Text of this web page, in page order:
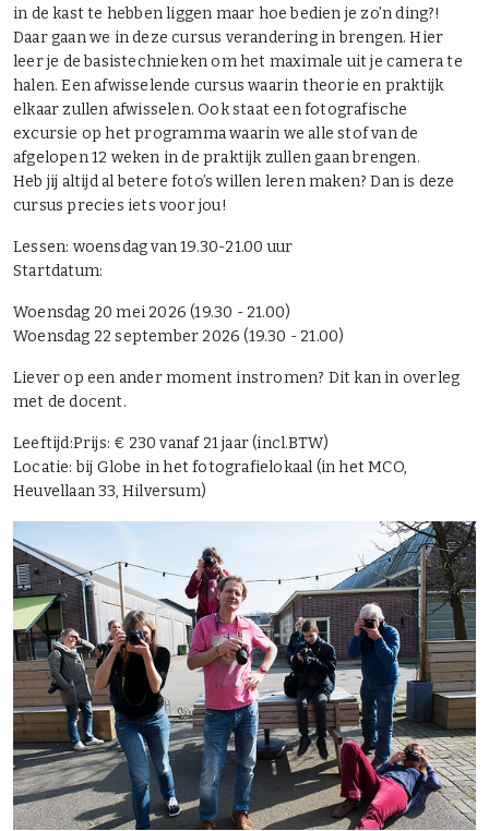
in de kast te hebben liggen maar hoe bedien je zo’n ding?!
Daar gaan we in deze cursus verandering in brengen. Hier
leer je de basistechnieken om het maximale uit je camera te
halen. Een afwisselende cursus waarin theorie en praktijk
elkaar zullen afwisselen. Ook staat een fotografische
excursie op het programma waarin we alle stof van de
afgelopen 12 weken in de praktijk zullen gaan brengen.
Heb jij altijd al betere foto’s willen leren maken? Dan is deze
cursus precies iets voor jou!
Lessen: woensdag van 19.30-21.00 uur
Startdatum:
Woensdag 20 mei 2026 (19.30 - 21.00)
Woensdag 22 september 2026 (19.30 - 21.00)
Liever op een ander moment instromen? Dit kan in overleg
met de docent.
Leeftijd:Prijs: € 230 vanaf 21 jaar (incl.BTW)
Locatie: bij Globe in het fotografielokaal (in het MCO,
Heuvellaan 33, Hilversum)